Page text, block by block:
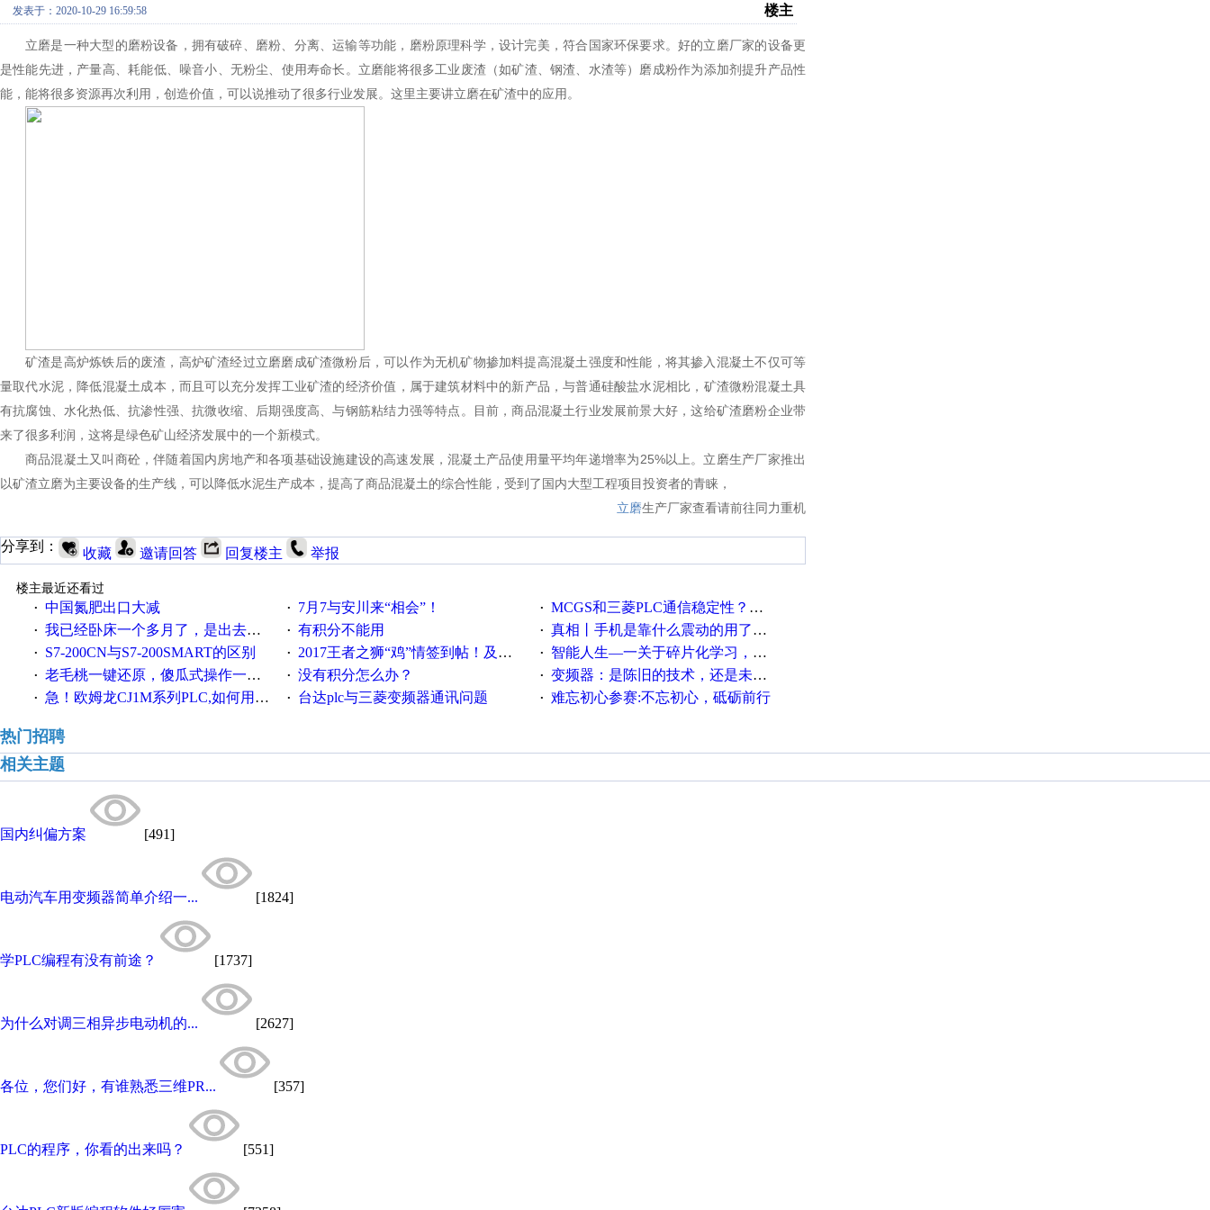
发表于：2020-10-29 16:59:58 楼主
立磨是一种大型的磨粉设备，拥有破碎、磨粉、分离、运输等功能，磨粉原理科学，设计完美，符合国家环保要求。好的立磨厂家的设备更
是性能先进，产量高、耗能低、噪音小、无粉尘、使用寿命长。立磨能将很多工业废渣（如矿渣、钢渣、水渣等）磨成粉作为添加剂提升产品性
能，能将很多资源再次利用，创造价值，可以说推动了很多行业发展。这里主要讲立磨在矿渣中的应用。
矿渣是高炉炼铁后的废渣，高炉矿渣经过立磨磨成矿渣微粉后，可以作为无机矿物掺加料提高混凝土强度和性能，将其掺入混凝土不仅可等
量取代水泥，降低混凝土成本，而且可以充分发挥工业矿渣的经济价值，属于建筑材料中的新产品，与普通硅酸盐水泥相比，矿渣微粉混凝土具
有抗腐蚀、水化热低、抗渗性强、抗微收缩、后期强度高、与钢筋粘结力强等特点。目前，商品混凝土行业发展前景大好，这给矿渣磨粉企业带
来了很多利润，这将是绿色矿山经济发展中的一个新模式。
商品混凝土又叫商砼，伴随着国内房地产和各项基础设施建设的高速发展，混凝土产品使用量平均年递增率为25%以上。立磨生产厂家推出
以矿渣立磨为主要设备的生产线，可以降低水泥生产成本，提高了商品混凝土的综合性能，受到了国内大型工程项目投资者的青睐，
立磨生产厂家查看请前往同力重机
分享到： 收藏 邀请回答 回复楼主 举报
楼主最近还看过
· 中国氮肥出口大减 · 7月7与安川来“相会”！ · MCGS和三菱PLC通信稳定性？？？
· 我已经卧床一个多月了，是出去安装机械手在高速遭遇车祸所致:大家工作都要特别注意啊 · 有积分不能用 · 真相丨手机是靠什么震动的用了这么多年才知道！
· S7-200CN与S7-200SMART的区别 · 2017王者之狮“鸡”情签到帖！及时更新在线研讨会预告 · 智能人生—一关于碎片化学习，看这一篇就够了！
· 老毛桃一键还原，傻瓜式操作一键轻松备份还原；程序为向导式安装，一键即可实现自动备份或还原系统。 · 没有积分怎么办？ · 变频器：是陈旧的技术，还是未来的幕后英雄？
· 急！欧姆龙CJ1M系列PLC,如何用时间控制变频器。要求时间在组态王中可以自由输入！拜托各位大神了！ · 台达plc与三菱变频器通讯问题 · 难忘初心参赛:不忘初心，砥砺前行
热门招聘
相关主题
国内纠偏方案 [491]
电动汽车用变频器简单介绍一... [1824]
学PLC编程有没有前途？ [1737]
为什么对调三相异步电动机的... [2627]
各位，您们好，有谁熟悉三维PR... [357]
PLC的程序，你看的出来吗？ [551]